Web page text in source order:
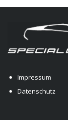
Impressum
Datenschutz